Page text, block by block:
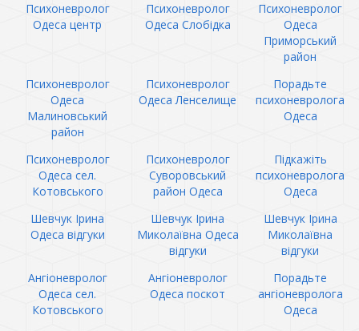
Психоневролог
Одеса центр
Психоневролог
Одеса Слобідка
Психоневролог
Одеса
Приморський
район
Психоневролог
Одеса
Малиновський
район
Психоневролог
Одеса Ленселище
Порадьте
психоневролога
Одеса
Психоневролог
Одеса сел.
Котовського
Психоневролог
Суворовський
район Одеса
Підкажіть
психоневролога
Одеса
Шевчук Ірина
Одеса відгуки
Шевчук Ірина
Миколаївна Одеса
відгуки
Шевчук Ірина
Миколаївна
відгуки
Ангіоневролог
Одеса сел.
Котовського
Ангіоневролог
Одеса поскот
Порадьте
ангіоневролога
Одеса